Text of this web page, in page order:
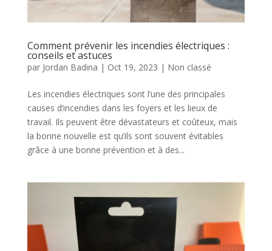
Comment prévenir les incendies électriques :
conseils et astuces
par Jordan Badina | Oct 19, 2023 | Non classé
Les incendies électriques sont l’une des principales
causes d’incendies dans les foyers et les lieux de
travail. Ils peuvent être dévastateurs et coûteux, mais
la bonne nouvelle est qu’ils sont souvent évitables
grâce à une bonne prévention et à des...